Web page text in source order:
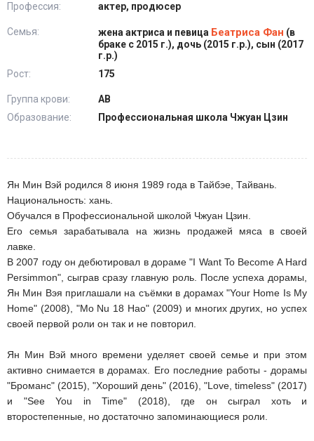
Профессия:
актер, продюсер
Семья: жена актриса и певица Беатриса Фан (в
браке с 2015 г.), дочь (2015 г.р.), сын (2017
г.р.)
Рост:
175
Группа крови:
АВ
Образование:
Профессиональная школа Чжуан Цзин
Ян Мин Вэй родился 8 июня 1989 года в Тайбэе, Тайвань.
Национальность: хань.
Обучался в Профессиональной школой Чжуан Цзин.
Его семья зарабатывала на жизнь продажей мяса в своей
лавке.
В 2007 году он дебютировал в дораме "I Want To Become A Hard
Persimmon", сыграв сразу главную роль. После успеха дорамы,
Ян Мин Вэя приглашали на съёмки в дорамах "Your Home Is My
Home" (2008), "Mo Nu 18 Hao" (2009) и многих других, но успех
своей первой роли он так и не повторил.
Ян Мин Вэй много времени уделяет своей семье и при этом
активно снимается в дорамах. Его последние работы - дорамы
"Броманс" (2015), "Хороший день" (2016), "Love, timeless" (2017)
и "See You in Time" (2018), где он сыграл хоть и
второстепенные, но достаточно запоминающиеся роли.